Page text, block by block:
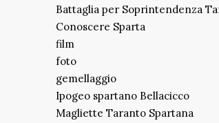
Battaglia per Soprintendenza
Conoscere Sparta
film
foto
gemellaggio
Ipogeo spartano Bellacicco
Magliette Taranto Spartana